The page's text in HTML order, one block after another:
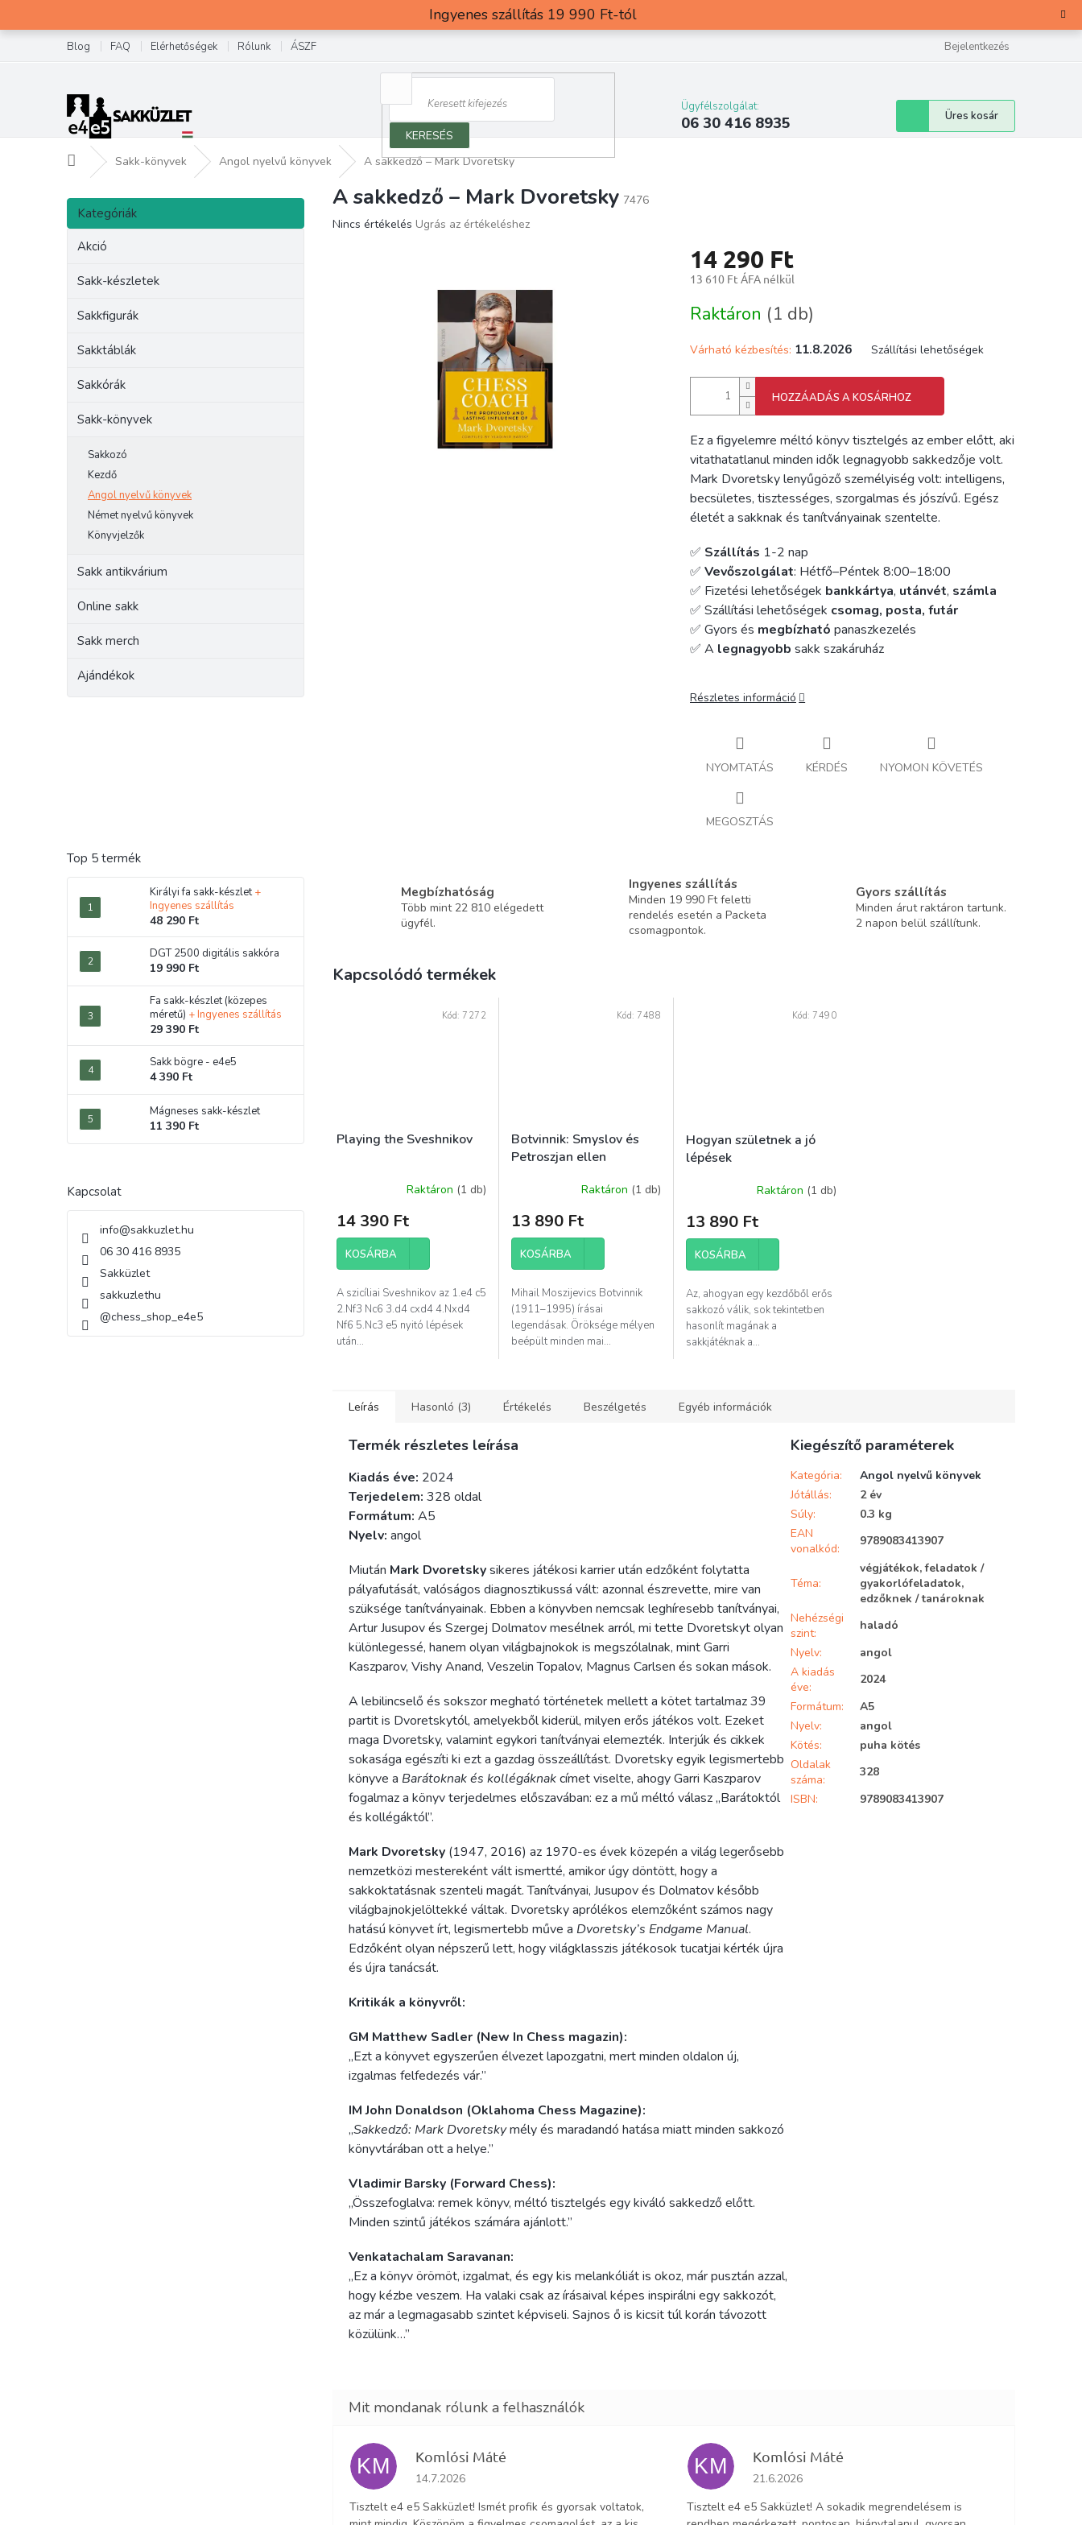
Ingyenes szállítás 19 990 Ft-tól
Blog FAQ Elérhetőségek Rólunk ÁSZF Bejelentkezés
KERESÉS
Ügyfélszolgálat:
06 30 416 8935 Kosár
Üres kosár
KezdőlapSakk-könyvek Angol nyelvű könyvek A sakkedző – Mark Dvoretsky
O
d
Kategóriák
átugrása
Kategóriák
Akció
Sakk-készletek
Sakkfigurák
Sakktáblák
Sakkórák
Sakk-könyvek
Sakkozó
Kezdő
Angol nyelvű könyvek
Német nyelvű könyvek
Könyvjelzők
Sakk antikvárium
Online sakk
Sakk merch
Ajándékok
Top 5 termék
Királyi fa sakk-készlet+
Ingyenes szállítás
48 290 Ft
DGT 2500 digitális sakkóra
19 990 Ft
Fa sakk-készlet (közepes
méretű) + Ingyenes szállítás
29 390 Ft
Sakk bögre - e4e5
4 390 Ft
Mágneses sakk-készlet
11 390 Ft
Kapcsolat
info@sakkuzlet.hu
06 30 416 8935
Sakküzlet
sakkuzlethu
@chess_shop_e4e5
A sakkedző – Mark Dvoretsky 7476
A
Nincs értékelés Ugrás az értékeléshez
14 290 Ft
13 610 Ft ÁFA nélkül
Raktáron (1 db)
Várható kézbesítés: 11.8.2026 Szállítási lehetőségek
HOZZÁADÁS A KOSÁRHOZ
Ez a figyelemre méltó könyv tisztelgés az ember előtt, aki
vitathatatlanul minden idők legnagyobb sakkedzője volt.
Mark Dvoretsky lenyűgöző személyiség volt: intelligens,
becsületes, tisztességes, szorgalmas és jószívű. Egész
életét a sakknak és tanítványainak szentelte.
✅ Szállítás 1-2 nap
✅ Vevőszolgálat: Hétfő–Péntek 8:00–18:00
✅ Fizetési lehetőségek bankkártya, utánvét, számla
✅ Szállítási lehetőségek csomag, posta, futár
✅ Gyors és megbízható panaszkezelés
✅ A legnagyobb sakk szakáruház
Részletes információ
NYOMTATÁS KÉRDÉS NYOMON KÖVETÉS
MEGOSZTÁS
Megbízhatóság
Több mint 22 810 elégedett
ügyfél.
Ingyenes szállítás
Minden 19 990 Ft feletti
rendelés esetén a Packeta
csomagpontok.
Gyors szállítás
Minden árut raktáron tartunk.
2 napon belül szállítunk.
Kapcsolódó termékek
Playing the Sveshnikov
Raktáron (1 db)
14 390 Ft
KOSÁRBA
A szicíliai Sveshnikov az 1.e4 c5
2.Nf3 Nc6 3.d4 cxd4 4.Nxd4
Nf6 5.Nc3 e5 nyitó lépések
után...
Kód: 7272
Botvinnik: Smyslov és
Petroszjan ellen
Raktáron (1 db)
13 890 Ft
KOSÁRBA
Mihail Moszijevics Botvinnik
(1911–1995) írásai
legendásak. Öröksége mélyen
beépült minden mai...
Kód: 7488
Hogyan születnek a jó
lépések
Raktáron (1 db)
13 890 Ft
KOSÁRBA
Az, ahogyan egy kezdőből erős
sakkozó válik, sok tekintetben
hasonlít magának a
sakkjátéknak a...
Kód: 7490
Leírás Hasonló (3) Értékelés Beszélgetés Egyéb információk
Termék részletes leírása
Kiadás éve: 2024
Terjedelem: 328 oldal
Formátum: A5
Nyelv: angol
Miután Mark Dvoretskysikeres játékosi karrier után edzőként folytatta
pályafutását, valóságos diagnosztikussá vált: azonnal észrevette, mire van
szüksége tanítványainak. Ebben a könyvben nemcsak leghíresebb tanítványai,
Artur Jusupov és Szergej Dolmatov mesélnek arról, mi tette Dvoretskyt olyan
különlegessé, hanem olyan világbajnokok is megszólalnak, mint Garri
Kaszparov, Vishy Anand, Veszelin Topalov, Magnus Carlsen és sokan mások.
A lebilincselő és sokszor megható történetek mellett a kötet tartalmaz 39
partit is Dvoretskytól, amelyekből kiderül, milyen erős játékos volt. Ezeket
maga Dvoretsky, valamint egykori tanítványai elemezték. Interjúk és cikkek
sokasága egészíti ki ezt a gazdag összeállítást. Dvoretsky egyik legismertebb
könyve a Barátoknak és kollégáknakcímet viselte, ahogy Garri Kaszparov
fogalmaz a könyv terjedelmes előszavában: ez a mű méltó válasz „Barátoktól
és kollégáktól”.
Mark Dvoretsky (1947, 2016) az 1970-es évek közepén a világ legerősebb
nemzetközi mestereként vált ismertté, amikor úgy döntött, hogy a
sakkoktatásnak szenteli magát. Tanítványai, Jusupov és Dolmatov később
világbajnokjelöltekké váltak. Dvoretsky aprólékos elemzőként számos nagy
hatású könyvet írt, legismertebb műve a Dvoretsky’s Endgame Manual.
Edzőként olyan népszerű lett, hogy világklasszis játékosok tucatjai kérték újra
és újra tanácsát.
Kritikák a könyvről:
GM Matthew Sadler (New In Chess magazin):
„Ezt a könyvet egyszerűen élvezet lapozgatni, mert minden oldalon új,
izgalmas felfedezés vár.”
IM John Donaldson (Oklahoma Chess Magazine):
„Sakkedző: Mark Dvoretskymély és maradandó hatása miatt minden sakkozó
könyvtárában ott a helye.”
Vladimir Barsky (Forward Chess):
„Összefoglalva: remek könyv, méltó tisztelgés egy kiváló sakkedző előtt.
Minden szintű játékos számára ajánlott.”
Venkatachalam Saravanan:
„Ez a könyv örömöt, izgalmat, és egy kis melankóliát is okoz, már pusztán azzal,
hogy kézbe veszem. Ha valaki csak az írásaival képes inspirálni egy sakkozót,
az már a legmagasabb szintet képviseli. Sajnos ő is kicsit túl korán távozott
közülünk…”
Kiegészítő paraméterek
Kategória:
Angol nyelvű könyvek
Jótállás:
2 év
Súly:
0.3 kg
EAN
vonalkód:
9789083413907
Téma:
végjátékok, feladatok /
gyakorlófeladatok,
edzőknek / tanároknak
Nehézségi
szint:
haladó
Nyelv:
angol
A kiadás
éve:
2024
Formátum:
A5
Nyelv:
angol
Kötés:
puha kötés
Oldalak
száma:
328
ISBN: 9789083413907
KM Komlósi Máté
Az áruház értékelése 5-ből 5 csillag.
14.7.2026
Tisztelt e4 e5 Sakküzlet! Ismét profik és gyorsak voltatok,
KM Komlósi Máté
Az áruház értékelése 5-ből 5 csillag.
21.6.2026
Tisztelt e4 e5 Sakküzlet! A sokadik megrendelésem is